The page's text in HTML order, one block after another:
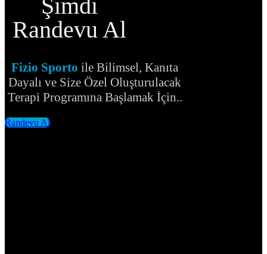
Şimdi
Randevu Al
Fizio Sporto ile Bilimsel, Kanıta
Dayalı ve Size Özel Oluşturulacak
Terapi Programına Başlamak İçin..
Randevu Al